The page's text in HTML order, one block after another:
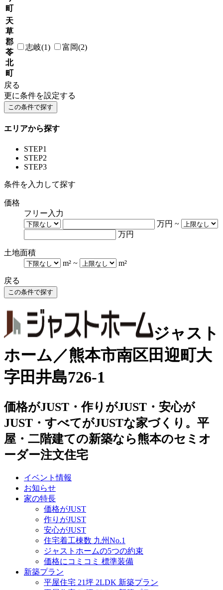
町
天
草
郡
苓
北
町
志岐(1) 富岡(2)
戻る
更に条件を設定する
エリアから探す
STEP1
STEP2
STEP3
条件を入力して探す
価格
フリー入力
万円 ~
万円
土地面積
m² ~ m²
戻る
ジャスト
ホーム／熊本市南区田迎町大
字田井島726-1
価格がJUST・作りがJUST・安心が
JUST・すべてがJUSTな家づくり。平
屋・二階建ての新築なら熊本のセミオ
ーダー注文住宅
イベント情報
お知らせ
家の特長
価格がJUST
作りがJUST
安心がJUST
住宅着工棟数 九州No.1
ジャストホームの5つの約束
価格にコミコミ 標準装備
新築プラン
平屋住宅 21坪 2LDK 新築プラン